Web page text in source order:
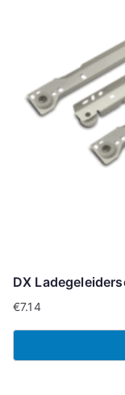
DX
€7.14